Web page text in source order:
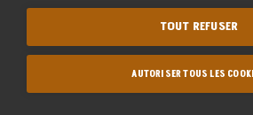
Cet exemple montre qu’un
entre culture, nature, mer
TOUT REFUSER
AUTORISER TOUS LES